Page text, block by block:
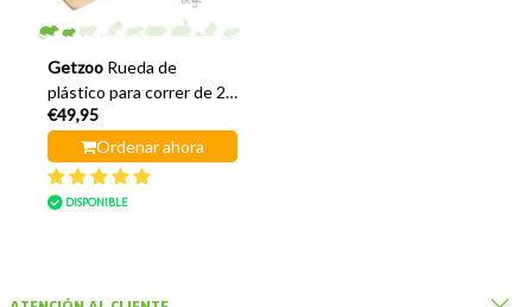
Getzoo Rueda de
plástico para correr de 27
cm con soporte de
madera y corcho.
€49,95
Ordenar ahora
DISPONIBLE